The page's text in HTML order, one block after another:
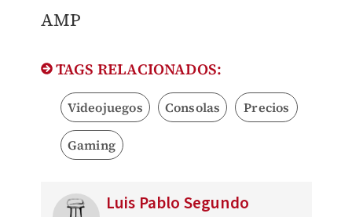
AMP
TAGS RELACIONADOS:
Videojuegos Consolas Precios
Gaming
Luis Pablo Segundo